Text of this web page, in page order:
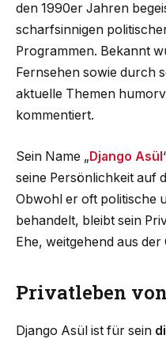
den 1990er Jahren
scharfsinnigen
Programmen. Bekannt
Fernsehen sowie durch
aktuelle Themen
kommentiert.
Sein Name „Django Asül
seine Persönlichkeit auf
Obwohl er oft politische
behandelt, bleibt sein
Ehe, weitgehend aus
Privatleben
Django Asül ist für sein